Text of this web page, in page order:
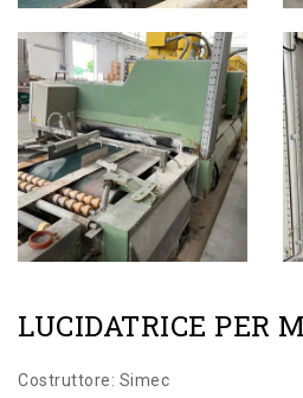
LUCIDATRICE PER
Costruttore: Simec